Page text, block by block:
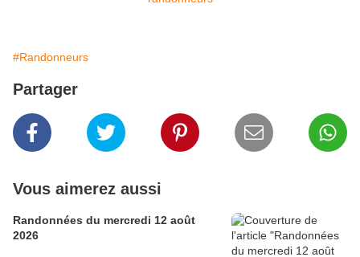
#Randonneurs
Partager
Vous aimerez aussi
Randonnées du mercredi 12 août
2026